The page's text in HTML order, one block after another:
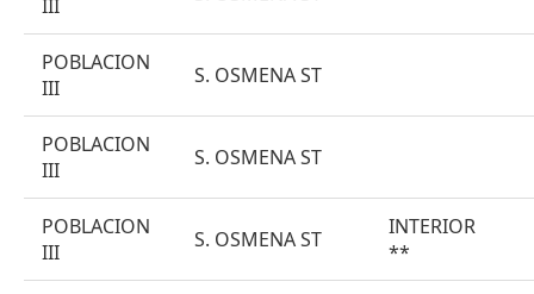
III
POBLACION
III
S. OSMENA ST
POBLACION
III
S. OSMENA ST
POBLACION
III
S. OSMENA ST
INTERIOR
**